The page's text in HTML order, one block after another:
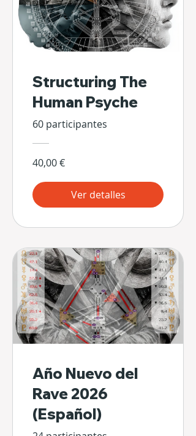
Structuring The
Human Psyche
60 participantes
40,00 €
Ver detalles
Año Nuevo del
Rave 2026
(Español)